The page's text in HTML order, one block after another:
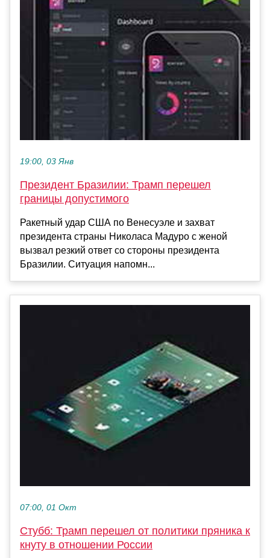
19:00, 03 Янв
Президент Бразилии: Трамп перешел
границы допустимого
Ракетный удар США по Венесуэле и захват
президента страны Николаса Мадуро с женой
вызвал резкий ответ со стороны президента
Бразилии. Ситуация напомн...
07:00, 01 Окт
Стубб: Трамп перешел от политики пряника к
кнуту в отношении России